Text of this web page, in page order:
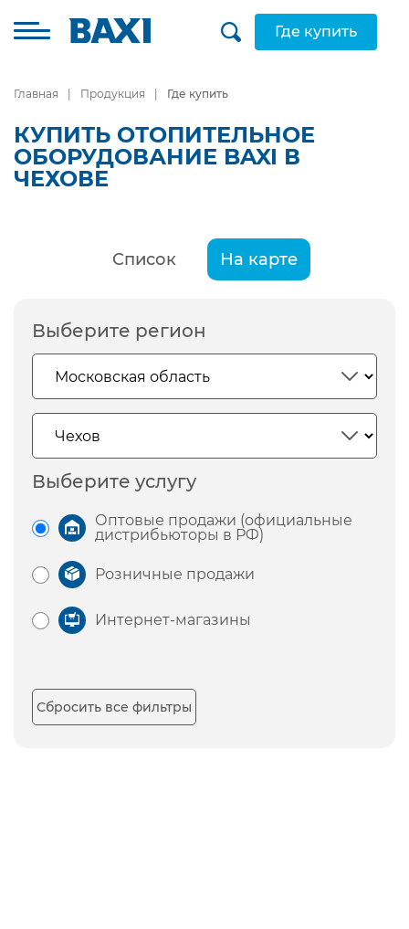
Где купить
Главная Продукция Где купить
КУПИТЬ ОТОПИТЕЛЬНОЕ
ОБОРУДОВАНИЕ BAXI В
ЧЕХОВЕ
Список На карте
Выберите регион
Выберите услугу
Оптовые продажи (официальные
дистрибьюторы в РФ)
Розничные продажи
Интернет-магазины
Сбросить все фильтры